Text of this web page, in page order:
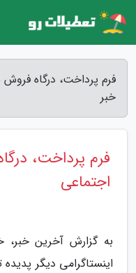
فرم پرداخت، درگاه
خبر
فرم پرداخت،
اجتماعی
به گزارش آخرین خبر،
اینستاگرامی دیگر